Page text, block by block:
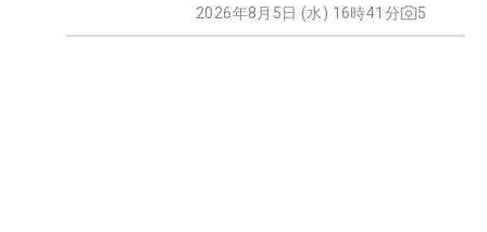
2026年8月5日 (水) 16時41分 5